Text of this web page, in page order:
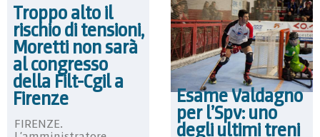
Troppo alto il
rischio di tensioni,
Moretti non sarà
al congresso
della Filt-Cgil a
Firenze
FIRENZE.
Esame Valdagno
per l’Spv: uno
degli ultimi treni